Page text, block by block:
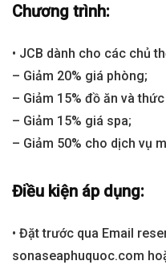
Chương trình:
• JCB dành cho các chủ
– Giảm 20% giá phòng;
– Giảm 15% đồ ăn và
– Giảm 15% giá spa;
– Giảm 50% cho dịch vụ
Điều kiện áp dụng:
• Đặt trước qua Email
sonaseaphuquoc.com